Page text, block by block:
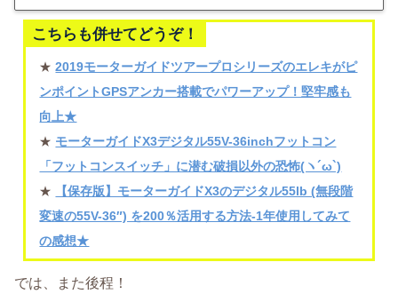
こちらも併せてどうぞ！
★2019モーターガイドツアープロシリーズのエレキがピ
ンポイントGPSアンカー搭載でパワーアップ！堅牢感も
向上★
★ モーターガイドX3デジタル55V-36inchフットコン
「フットコンスイッチ」に潜む破損以外の恐怖(ヽ´ω`)
★
【保存版】モーターガイドX3のデジタル55lb (無段階
変速の55V-36″) を200％活用する方法-1年使用してみて
の感想★
では、また後程！